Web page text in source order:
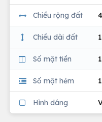
Chiều rộng đất
Chiều dài đất
Số mặt tiền
Số mặt hẻm 1
Hình dáng